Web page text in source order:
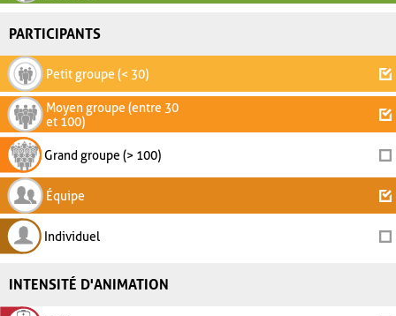
PARTICIPANTS
Petit groupe (< 30)
Moyen groupe (entre 30
et 100)
Grand groupe (> 100)
Équipe
Individuel
INTENSITÉ D'ANIMATION